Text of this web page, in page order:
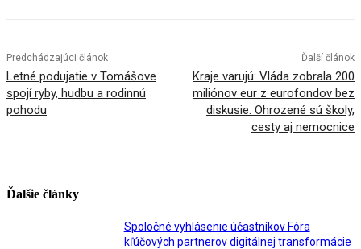
Predchádzajúci článok
Letné podujatie v Tomášove
spojí ryby, hudbu a rodinnú
pohodu
Ďalší článok
Kraje varujú: Vláda zobrala 200
miliónov eur z eurofondov bez
diskusie. Ohrozené sú školy,
cesty aj nemocnice
Ďalšie články
Spoločné vyhlásenie účastníkov Fóra
kľúčových partnerov digitálnej transformácie